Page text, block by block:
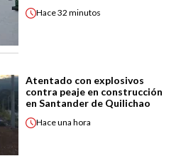
Hace32 minutos
Atentado con explosivos
contra peaje en construcción
en Santander de Quilichao
Haceuna hora